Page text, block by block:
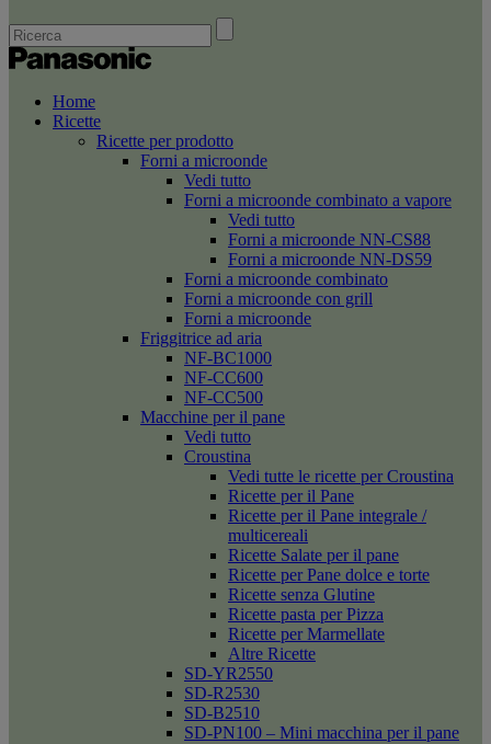
Home
Ricette
Ricette per prodotto
Forni a microonde
Vedi tutto
Forni a microonde combinato a vapore
Vedi tutto
Forni a microonde NN-CS88
Forni a microonde NN-DS59
Forni a microonde combinato
Forni a microonde con grill
Forni a microonde
Friggitrice ad aria
NF-BC1000
NF-CC600
NF-CC500
Macchine per il pane
Vedi tutto
Croustina
Vedi tutte le ricette per Croustina
Ricette per il Pane
Ricette per il Pane integrale /
multicereali
Ricette Salate per il pane
Ricette per Pane dolce e torte
Ricette senza Glutine
Ricette pasta per Pizza
Ricette per Marmellate
Altre Ricette
SD-YR2550
SD-R2530
SD-B2510
SD-PN100 – Mini macchina per il pane